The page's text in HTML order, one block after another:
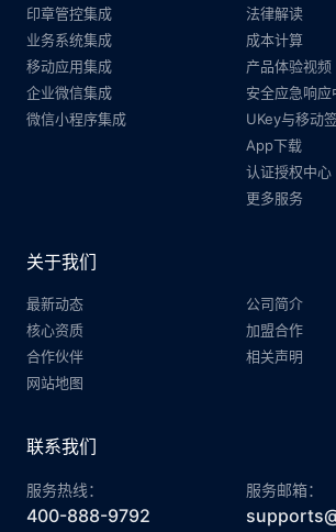
印章管控集成
业务系统集成
移动应用集成
企业微信集成
微信小程序集成
法律解读
成本计算
产品体验视频
安全应急响应
UKey与移动
App下载
认证授权中心
更多服务
关于我们
最新动态
公司简介
核心资质
加盟合作
合作伙伴
相关声明
网站地图
联系我们
服务热线：
400-888-9792
服务邮箱：